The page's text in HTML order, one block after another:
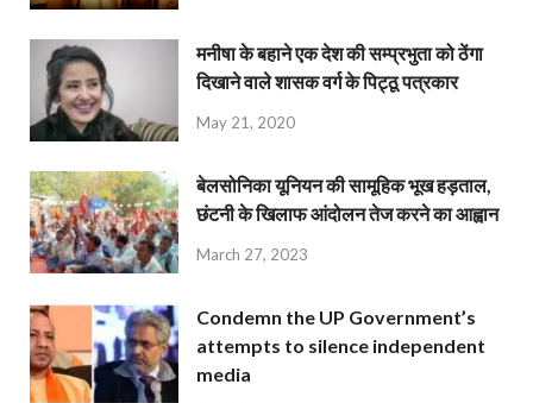
मनीषा के बहाने एक देश की सम्प्रभुता को ठेंगा
दिखाने वाले शासक वर्ग के पिट्ठू पत्रकार
May 21, 2020
बेलसोनिका यूनियन की सामूहिक भूख हड़ताल,
छंटनी के खिलाफ आंदोलन तेज करने का आह्वान
March 27, 2023
Condemn the UP Government’s
attempts to silence independent
media